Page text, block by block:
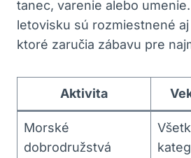
tanec, varenie alebo
letovisku sú rozmiestnené
ktoré zaručia zábavu pre
Aktivita
Morské
dobrodružstvá